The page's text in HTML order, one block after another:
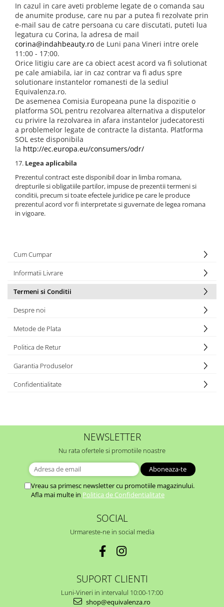
In cazul in care aveti probleme legate de o comanda sau
de anumite produse, care nu par a putea fi rezolvate prin
e-mail sau de catre persoana cu care discutati, puteti lua
legatura cu Corina, la adresa de mail
corina@indahbeauty.ro de Luni pana Vineri intre orele
11:00 - 17:00.
Orice litigiu care are ca obiect acest acord va fi solutionat
pe cale amiabila, iar in caz contrar va fi adus spre
solutionare instantelor romanesti de la sediul
Equivalenza.ro.
De asemenea Comisia Europeana pune la dispozitie o
platforma SOL pentru rezolvarea alternativa a disputelor
cu privire la rezolvarea in afara instantelor judecatoresti
a problemelor legate de contracte la distanta. Platforma
SOL este disponibila
la http://ec.europa.eu/consumers/odr/
Legea aplicabila
Prezentul contract este disponibil doar in limba romana,
drepturile si obligatiile partilor, impuse de prezentii termeni si
conditii, precum si toate efectele juridice pe care le produce
prezentul acord vor fi interpretate si guvernate de legea romana
in vigoare.
Cum Cumpar
Informatii Livrare
Termeni si Conditii
Despre noi
Metode de Plata
Politica de Retur
Garantia Produselor
Confidentialitate
NEWSLETTER
Nu rata ofertele si promotiile noastre
Vreau sa primesc newsletter cu promotiile magazinului.
Afla mai multe in Politica de Confidentialitate
SOCIAL
Urmareste-ne in social media
SUPORT CLIENTI
Luni-Vineri in intervalul 10:00-17:00
shop@equivalenza.ro